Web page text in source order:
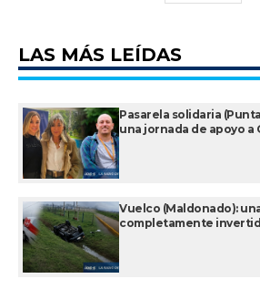
LAS MÁS LEÍDAS
Pasarela solidaria
una jornada de apoyo a
Vuelco (Maldonado):
completamente